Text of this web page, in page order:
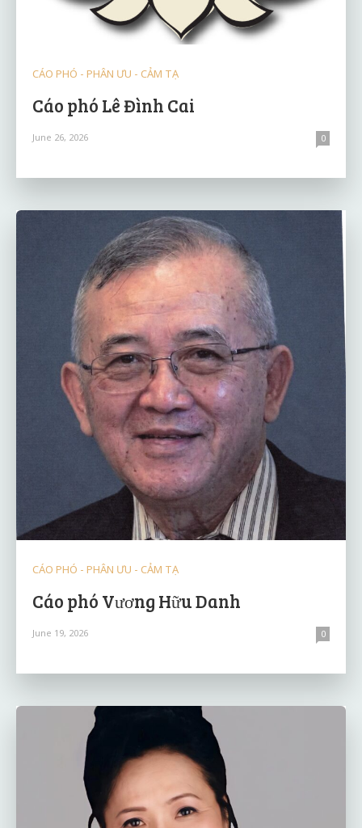
CÁO PHÓ - PHÂN ƯU - CẢM TẠ
Cáo phó Lê Đình Cai
June 26, 2026 0
CÁO PHÓ - PHÂN ƯU - CẢM TẠ
Cáo phó Vương Hữu Danh
June 19, 2026 0